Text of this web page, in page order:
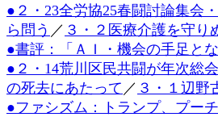
●２・23全労協25春闘討論集会
ら問う ／ ３・２医療介護を守り
●書評：「ＡＩ・機会の手足とな
●２・14荒川区民共闘が年次総
の死去にあたって ／ ３・１辺野
●ファシズム：トランプ、プー